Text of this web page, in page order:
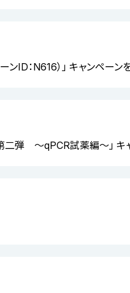
ID：N616）」 キャンペーン
二弾 ～qPCR試薬編～」 キ